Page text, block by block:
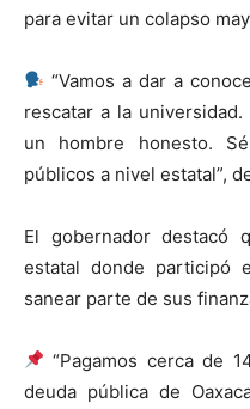
para evitar un colapso
“Vamos a dar a
rescatar a la
un hombre honesto.
públicos a nivel estatal”,
El gobernador destacó
estatal donde participó
sanear parte de sus
“Pagamos cerca de
deuda pública de